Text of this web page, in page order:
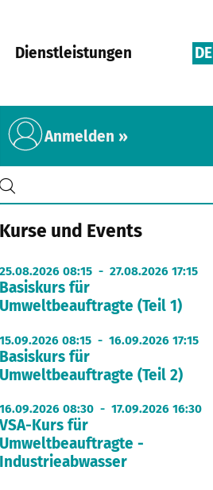
Dienstleistungen DE
Anmelden »
Kurse und Events
25.08.2026 08:15 - 27.08.2026 17:15
Basiskurs für
Umweltbeauftragte (Teil 1)
15.09.2026 08:15 - 16.09.2026 17:15
Basiskurs für
Umweltbeauftragte (Teil 2)
16.09.2026 08:30 - 17.09.2026 16:30
Kurs für
Umweltbeauftragte -
Industrieabwasser